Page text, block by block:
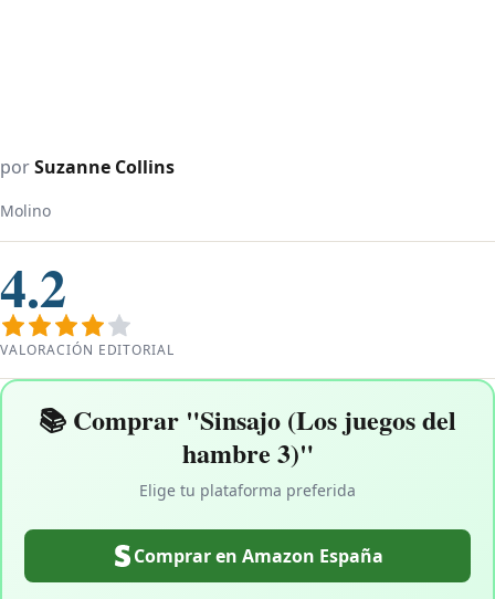
porSuzanne Collins
Molino
4.2
VALORACIÓN EDITORIAL
📚 Comprar "Sinsajo (Los juegos del
hambre 3)"
Elige tu plataforma preferida
Comprar en Amazon España